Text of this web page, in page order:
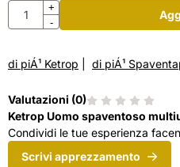
Quantità+
-
di piÁ¹ Ketrop di piÁ¹
Valutazioni (0)
Ketrop Uomo spaventoso
Condividi le tue esperienza
Scrivi apprezzamento